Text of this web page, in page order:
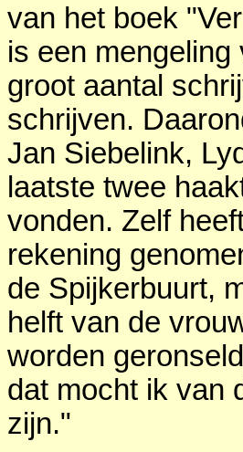
van het boek
is een
groot aantal
schrijven.
Jan Siebelink,
laatste twee
vonden. Zelf
rekening
de Spijkerbuurt,
helft van de
worden
dat mocht ik van
zijn."